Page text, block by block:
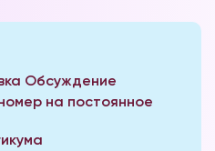
Обсуждение
на постоянное